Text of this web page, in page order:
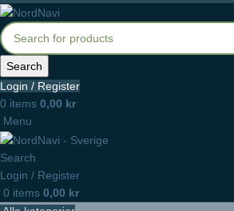
Search
Login / Register
0 items 0,00 kr
Menu
Search
Login / Register
0 items 0,00 kr